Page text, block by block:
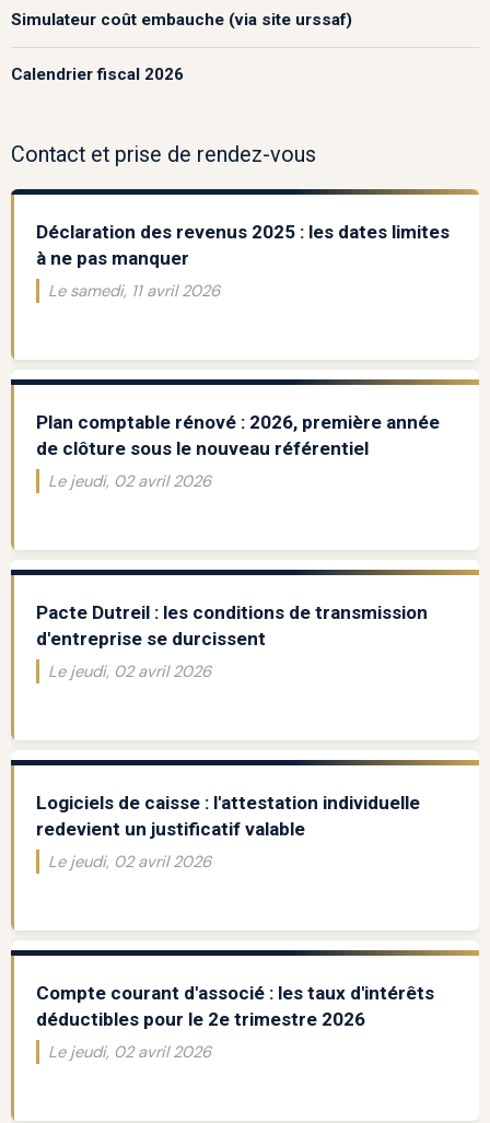
Simulateur coût embauche (via site urssaf)
Calendrier fiscal 2026
Contact et prise de rendez-vous
Déclaration des revenus 2025 : les dates limites
à ne pas manquer
Le samedi, 11 avril 2026
Plan comptable rénové : 2026, première année
de clôture sous le nouveau référentiel
Le jeudi, 02 avril 2026
Pacte Dutreil : les conditions de transmission
d'entreprise se durcissent
Le jeudi, 02 avril 2026
Logiciels de caisse : l'attestation individuelle
redevient un justificatif valable
Le jeudi, 02 avril 2026
Compte courant d'associé : les taux d'intérêts
déductibles pour le 2e trimestre 2026
Le jeudi, 02 avril 2026